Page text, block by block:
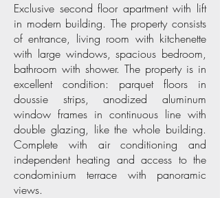
Exclusive second floor apartment with lift
in modern building. The property consists
of entrance, living room with kitchenette
with large windows, spacious bedroom,
bathroom with shower. The property is in
excellent condition: parquet floors in
doussie strips, anodized aluminum
window frames in continuous line with
double glazing, like the whole building.
Complete with air conditioning and
independent heating and access to the
condominium terrace with panoramic
views.